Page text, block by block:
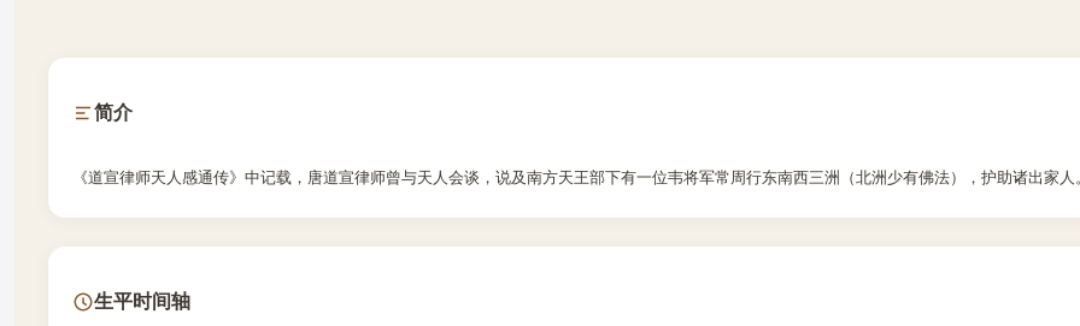
简介
《道宣律师天人感通传》中记载，唐道宣律师曾与天人会谈，说及南方天王部下有一位韦将军常周行东南西三洲（北洲少有佛法），护助诸出家人
生平时间轴